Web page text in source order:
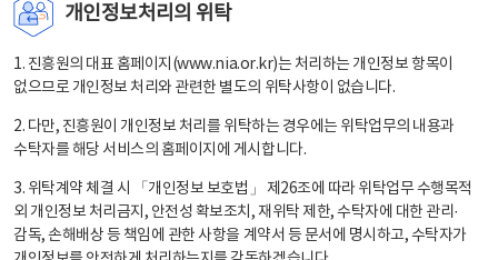
개인정보처리의 위탁
1. 진흥원의 대표 홈페이지(www.nia.or.kr)는 처리하는 개인정보 항목이
없으므로 개인정보 처리와 관련한 별도의 위탁사항이 없습니다.
2. 다만, 진흥원이 개인정보 처리를 위탁하는 경우에는 위탁업무의 내용과
수탁자를 해당 서비스의 홈페이지에 게시합니다.
3. 위탁계약 체결 시 「개인정보 보호법」 제26조에 따라 위탁업무 수행목적
외 개인정보 처리금지, 안전성 확보조치, 재위탁 제한, 수탁자에 대한 관리·
감독, 손해배상 등 책임에 관한 사항을 계약서 등 문서에 명시하고, 수탁자가